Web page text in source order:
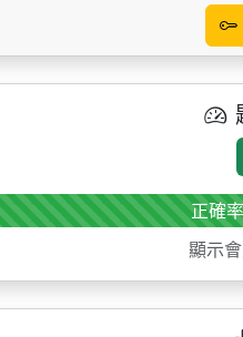
正確
顯示